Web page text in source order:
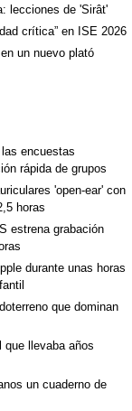
lecciones de 'Sirât'
crítica” en ISE 2026
un nuevo plató
encuestas
rápida de grupos
'open-ear' con
horas
estrena grabación
durante unas horas
que dominan
llevaba años
un cuaderno de